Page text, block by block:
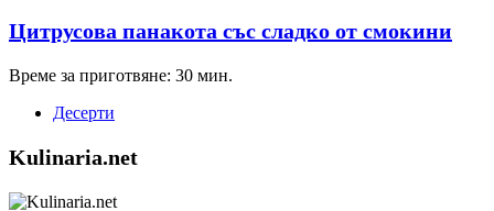
Цитрусова панакота със сладко от смокини
Време за приготвяне: 30 мин.
Десерти
Kulinaria.net